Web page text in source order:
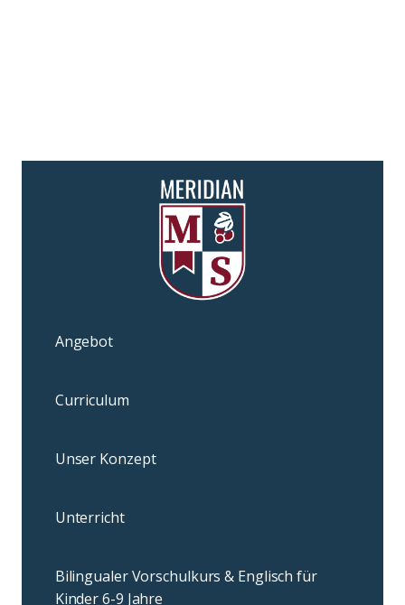
Angebot
Curriculum
Unser Konzept
Unterricht
Bilingualer Vorschulkurs & Englisch für
Kinder 6-9 Jahre